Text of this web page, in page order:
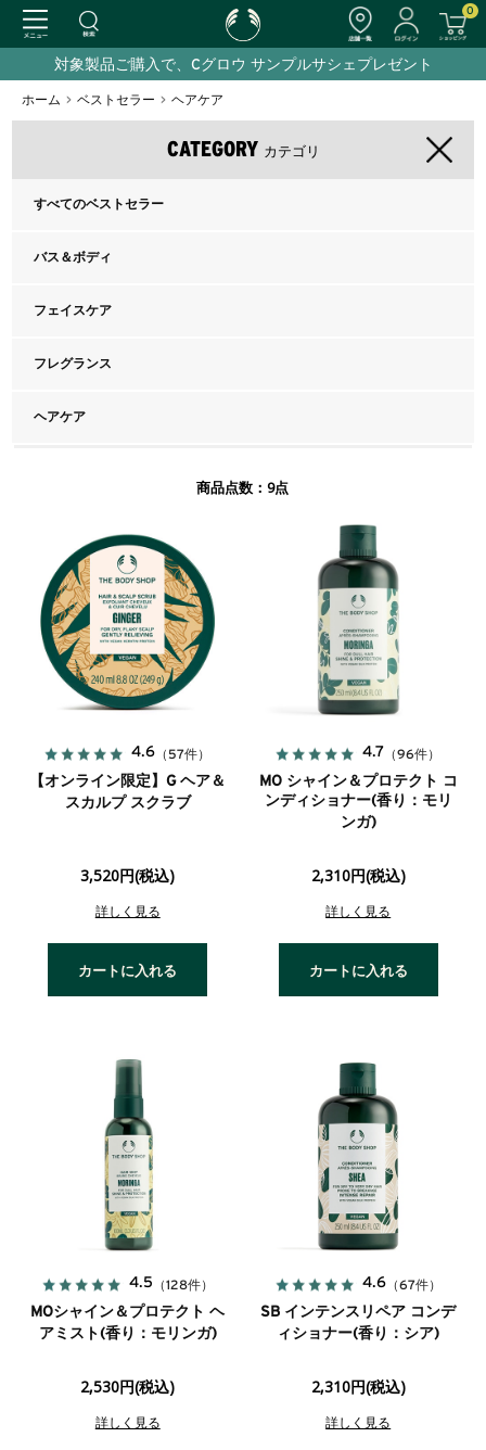
0
対象製品ご購入で、Cグロウ サンプルサシェプレゼント
ホーム > ベストセラー > ヘアケア
CATEGORY カテゴリ
すべてのベストセラー
バス＆ボディ
フェイスケア
フレグランス
ヘアケア
商品点数：9点
4.6 （57件）
【オンライン限定】G ヘア＆
スカルプ スクラブ
3,520円(税込)
詳しく見る
カートに入れる
4.7 （96件）
MO シャイン＆プロテクト コ
ンディショナー(香り：モリ
ンガ)
2,310円(税込)
詳しく見る
カートに入れる
4.5 （128件）
MOシャイン＆プロテクト ヘ
アミスト(香り：モリンガ)
2,530円(税込)
詳しく見る
4.6（67件）
SB インテンスリペア コンデ
ィショナー(香り：シア)
2,310円(税込)
詳しく見る